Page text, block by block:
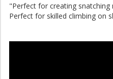
"Perfect for creating
Perfect for skilled climbing on